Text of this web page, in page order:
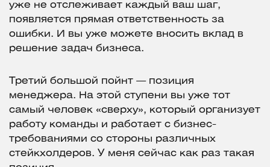
уже не отслеживает каждый ваш шаг,
появляется прямая ответственность за
ошибки. И вы уже можете вносить вклад в
решение задач бизнеса.
Третий большой пойнт — позиция
менеджера. На этой ступени вы уже тот
самый человек «сверху», который организует
работу команды и работает с бизнес-
требованиями со стороны различных
стейкхолдеров. У меня сейчас как раз такая